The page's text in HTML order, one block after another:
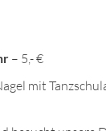
– 5,- €
mit